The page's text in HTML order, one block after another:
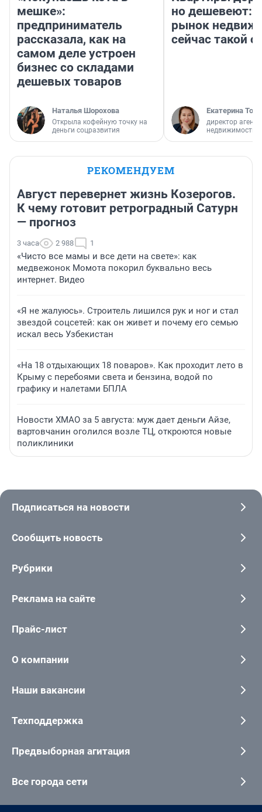
мешке»:
предприниматель
рассказала, как на
самом деле устроен
бизнес со складами
дешевых товаров
Наталья Шорохова
Открыла кофейную точку на
деньги соцразвития
но дешевеют:
рынок
сейчас такой
Екатерина
директор
недвижимости
РЕКОМЕНДУЕМ
Август перевернет жизнь Козерогов.
К чему готовит ретроградный Сатурн
— прогноз
3 часа 2 988 1
«Чисто все мамы и все дети на свете»: как
медвежонок Момота покорил буквально весь
интернет. Видео
«Я не жалуюсь». Строитель лишился рук и ног и стал
звездой соцсетей: как он живет и почему его семью
искал весь Узбекистан
«На 18 отдыхающих 18 поваров». Как проходит лето в
Крыму с перебоями света и бензина, водой по
графику и налетами БПЛА
Новости ХМАО за 5 августа: муж дает деньги Айзе,
вартовчанин оголился возле ТЦ, откроются новые
поликлиники
Подписаться на новости
Сообщить новость
Рубрики
Реклама на сайте
Прайс-лист
О компании
Наши вакансии
Техподдержка
Предвыборная агитация
Все города сети